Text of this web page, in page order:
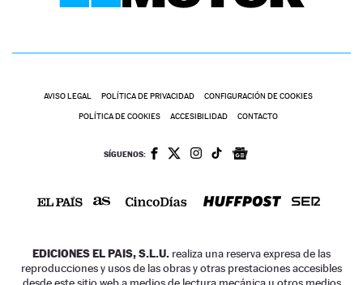
AVISO LEGAL POLÍTICA DE PRIVACIDAD CONFIGURACIÓN DE COOKIES
POLÍTICA DE COOKIES ACCESIBILIDAD CONTACTO
SÍGUENOS:
EDICIONES EL PAIS, S.L.U. realiza una reserva expresa de las
reproducciones y usos de las obras y otras prestaciones accesibles